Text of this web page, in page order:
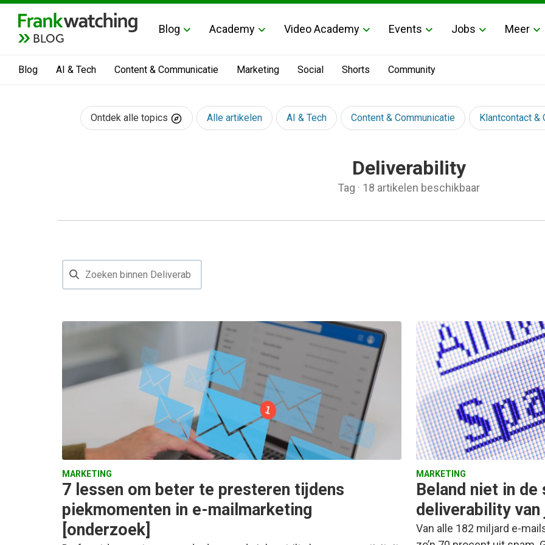
BLOG
Blog Academy Video Academy Events Jobs Meer
Blog AI & Tech Content & Communicatie Marketing Social Shorts Community
Ontdek alle topics Alle artikelen AI & Tech Content & Communicatie Klantcontact &
Deliverability
Tag · 18 artikelen beschikbaar
MARKETING
7 lessen om beter te presteren tijdens
piekmomenten in e-mailmarketing
[onderzoek]
MARKETING
Beland niet in
deliverability
Van alle 182 miljard e-